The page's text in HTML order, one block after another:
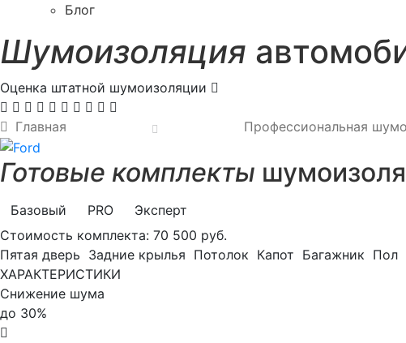
Блог
Шумоизоляция
Оценка штатной шумоизоляции
Главная Профессиональная
Готовые комплекты
Базовый PRO
Эксперт
Стоимость комплекта: 70 500 руб.
Пятая дверь Задние крылья Потолок Капот Багажник Пол
ХАРАКТЕРИСТИКИ
Снижение шума
до 30%